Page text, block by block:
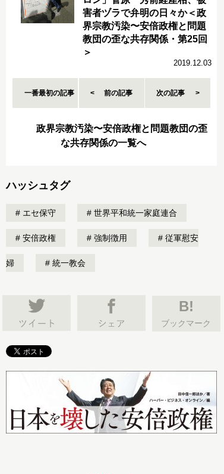
害者ヅラで弁明の日々か＜政
界宗教汚染〜安倍政権と問題
教団の歪な共存関係・第25回
＞
2019.12.03
一番最初の記事 前の記事 次の記事
政界宗教汚染〜安倍政権と問題教団の歪
な共存関係の一覧へ
ハッシュタグ
エセ保守 世界平和統一家庭連合
安倍政権 強制徴用 従軍慰安
婦 統一教会
B!
ブックマーク